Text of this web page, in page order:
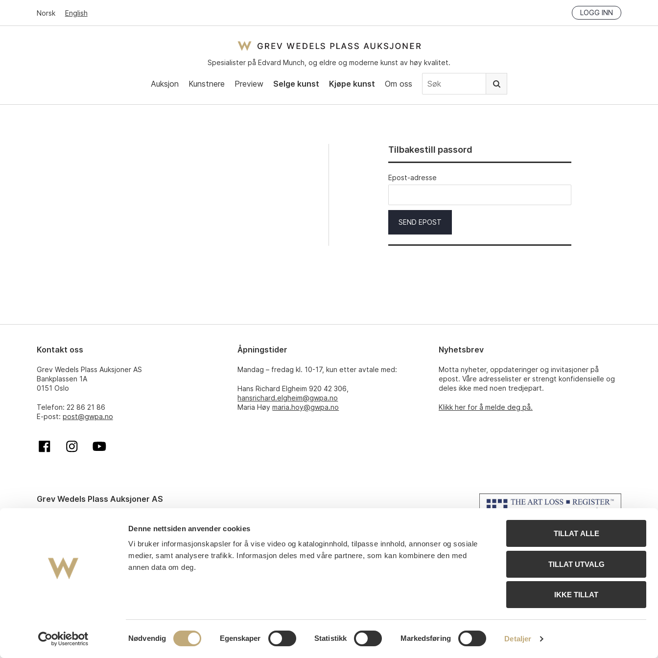
Denne nettsiden anvender cookies
Vi bruker informasjonskapsler for å vise video og kataloginnhold, tilpasse innhold, annonser og sosiale
medier, samt analysere trafikk. Informasjon deles med våre partnere, som kan kombinere den med
annen data om deg.
Samtykkevalg
Nødvendig Egenskaper Statistikk Markedsføring Detaljer
TILLAT ALLE
TILLAT UTVALG
IKKE TILLAT
Norsk English LOGG INN
Spesialister på Edvard Munch, og eldre og moderne kunst av høy kvalitet.
Auksjon Kunstnere Preview Selge kunst Kjøpe kunst Om oss
Tilbakestill passord
Epost-adresse
SEND EPOST
Kontakt oss
Grev Wedels Plass Auksjoner AS
Bankplassen 1A
0151 Oslo
Telefon: 22 86 21 86
E-post: post@gwpa.no
Åpningstider
Mandag – fredag kl. 10-17, kun etter avtale med:
Hans Richard Elgheim 920 42 306,
hansrichard.elgheim@gwpa.no
Maria Høymaria.hoy@gwpa.no
Nyhetsbrev
Motta nyheter, oppdateringer og invitasjoner på
epost. Våre adresselister er strengt konfidensielle og
deles ikke med noen tredjepart.
Klikk her for å melde deg på.
Grev Wedels Plass Auksjoner AS